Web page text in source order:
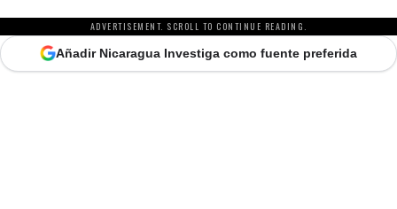
ADVERTISEMENT. SCROLL TO CONTINUE READING.
Añadir Nicaragua Investiga como fuente preferida